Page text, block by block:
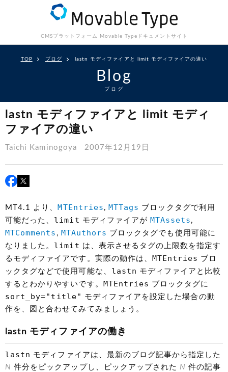
CMSプラットフォーム Movable Type ドキュメントサイト
TOP ブログ lastn モディファイアと limit モディファイアの違い
Blog
ブログ
lastn モディファイアと limit モディ
ファイアの違い
Taichi Kaminogoya 2007年12月19日
MT4.1 より、 MTEntries , MTTags ブロックタグで利用
可能だった、 limit モディファイアが MTAssets ,
MTComments , MTAuthors ブロックタグでも使用可能に
なりました。 limit は、表示させるタグの上限数を指定す
るモディファイアです。実際の動作は、
MTEntries ブロ
ックタグなどで使用可能な、 lastn モディファイアと比較
するとわかりやすいです。
MTEntries ブロックタグに
sort_by="title" モディファイアを設定した場合の動
作を、図と合わせてみてみましょう。
lastn モディファイアの働き
lastn モディファイアは、最新のブログ記事から指定した
N 件分をピックアップし、ピックアップされた N 件の記事